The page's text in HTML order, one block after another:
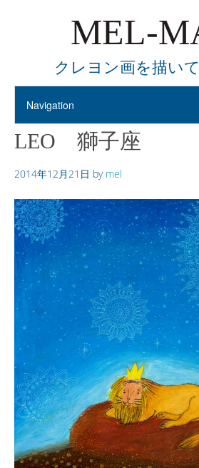
MEL-
クレヨン画を描い
LEO 獅子座
2014年12月21日 by mel